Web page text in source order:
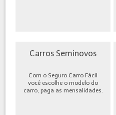
Carros Seminovos
Com o Seguro Carro Fácil
você escolhe o modelo do
carro, paga as mensalidades.